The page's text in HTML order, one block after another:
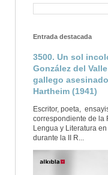
Entrada destacada
3500. Un sol
González del
gallego
Hartheim (1941)
Escritor, poeta,
correspondiente de la
Lengua y Literatura
durante la II R...